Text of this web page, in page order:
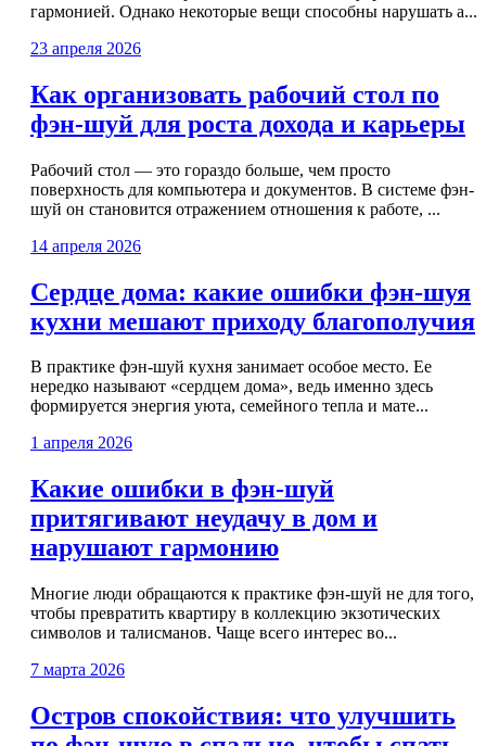
гармонией. Однако некоторые вещи способны нарушать а...
23 апреля 2026
Как организовать рабочий стол по
фэн-шуй для роста дохода и карьеры
Рабочий стол — это гораздо больше, чем просто
поверхность для компьютера и документов. В системе фэн-
шуй он становится отражением отношения к работе, ...
14 апреля 2026
Сердце дома: какие ошибки фэн-шуя
кухни мешают приходу благополучия
В практике фэн-шуй кухня занимает особое место. Ее
нередко называют «сердцем дома», ведь именно здесь
формируется энергия уюта, семейного тепла и мате...
1 апреля 2026
Какие ошибки в фэн-шуй
притягивают неудачу в дом и
нарушают гармонию
Многие люди обращаются к практике фэн-шуй не для того,
чтобы превратить квартиру в коллекцию экзотических
символов и талисманов. Чаще всего интерес во...
7 марта 2026
Остров спокойствия: что улучшить